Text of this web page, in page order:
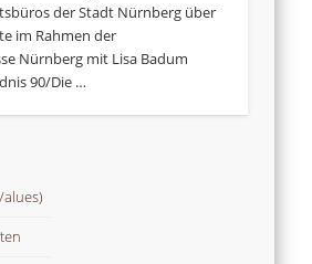
der Stadt Nürnberg über
im Rahmen der
Nürnberg mit Lisa Badum
90/Die …